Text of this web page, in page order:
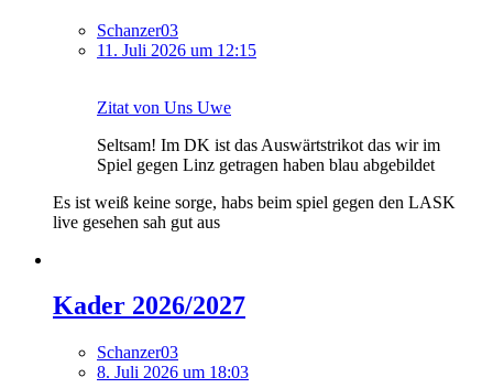
Schanzer03
11. Juli 2026 um 12:15
Zitat von Uns Uwe
Seltsam! Im DK ist das Auswärtstrikot das wir im
Spiel gegen Linz getragen haben blau abgebildet
Es ist weiß keine sorge, habs beim spiel gegen den LASK
live gesehen sah gut aus
Kader 2026/2027
Schanzer03
8. Juli 2026 um 18:03